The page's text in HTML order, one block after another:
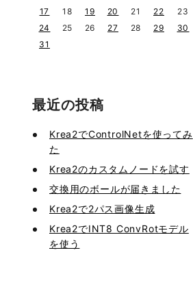
17 18 19 20 21 22
23
24
25 26 27 28 29
30
31
最近の投稿
Krea2でControlNetを使ってみ
た
Krea2のカスタムノードを試す
交換用のボールが届きました
Krea2で2パス画像生成
Krea2でINT8 ConvRotモデル
を使う